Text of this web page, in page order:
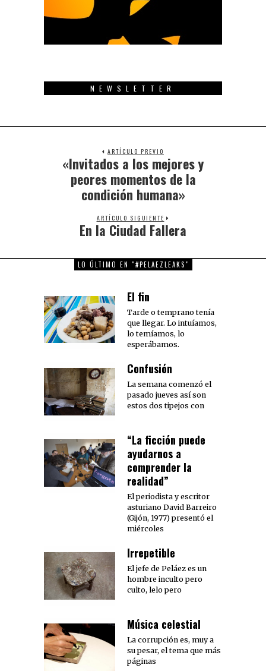
NEWSLETTER
ARTÍCULO PREVIO
Previous
post:
«Invitados a los mejores y
peores momentos de la
condición humana»
ARTÍCULO SIGUIENTE
Next
En la Ciudad Fallera
LO ÚLTIMO EN "#PELAEZLEAKS"
El fin
Tarde o temprano tenía
que llegar. Lo intuíamos,
lo temíamos, lo
esperábamos.
Confusión
La semana comenzó el
pasado jueves así son
estos dos tipejos con
“La ficción puede
ayudarnos a
comprender la
realidad”
El periodista y escritor
asturiano David Barreiro
(Gijón, 1977) presentó el
miércoles
Irrepetible
El jefe de Peláez es un
hombre inculto pero
culto, lelo pero
Música celestial
La corrupción es, muy a
su pesar, el tema que más
páginas